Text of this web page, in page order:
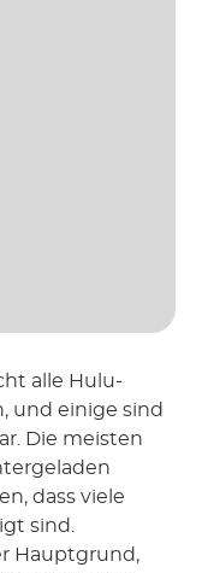
alle Hulu-
und einige sind
Die meisten
dass viele
sind.
Hauptgrund,